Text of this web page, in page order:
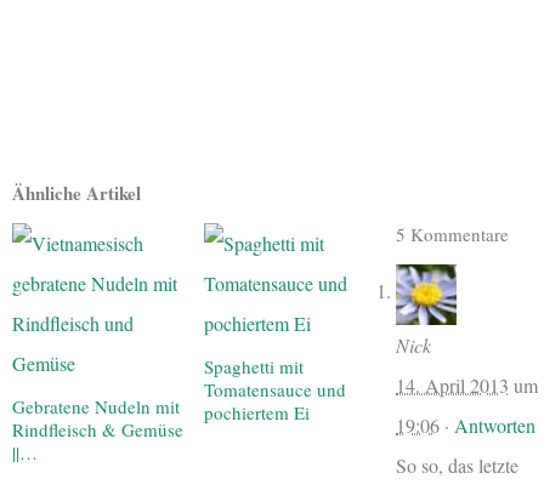
Ähnliche Artikel
Gebratene Nudeln mit
Rindfleisch & Gemüse
||…
Spaghetti mit
Tomatensauce und
pochiertem Ei
5 Kommentare
Nick
14. April 2013 um
19:06 · Antworten
So so, das letzte